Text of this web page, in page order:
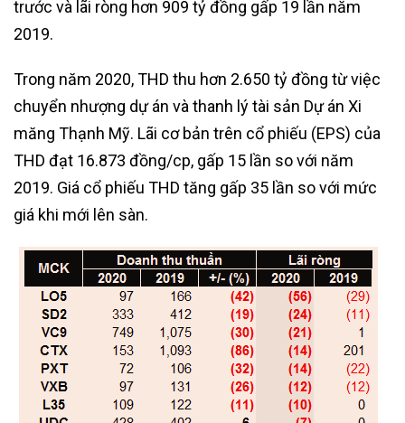
trước và lãi ròng hơn 909 tỷ đồng gấp 19 lần năm
2019.
Trong năm 2020, THD thu hơn 2.650 tỷ đồng từ việc
chuyển nhượng dự án và thanh lý tài sản Dự án Xi
măng Thạnh Mỹ. Lãi cơ bản trên cổ phiếu (EPS) của
THD đạt 16.873 đồng/cp, gấp 15 lần so với năm
2019. Giá cổ phiếu THD tăng gấp 35 lần so với mức
giá khi mới lên sàn.